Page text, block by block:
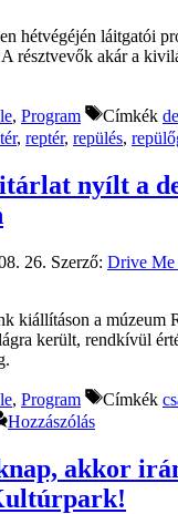
hétvégéjén láitgatói
résztvevők akár a
, Program Címkék
, reptér, repülés,
nyílt a
26. Szerző: Drive Me
kiállításon a múzeum
került, rendkívül
, Program Címkék
Hozzászólás
akkor